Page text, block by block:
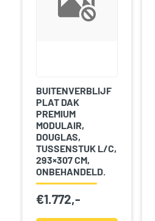
BUITENVERBLIJF
PLAT DAK
PREMIUM
MODULAIR,
DOUGLAS,
TUSSENSTUK L/C,
293×307 CM,
ONBEHANDELD.
€1.772,-